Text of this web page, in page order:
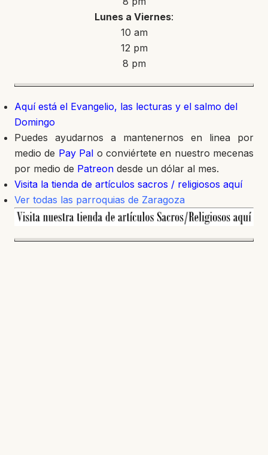
Lunes a Viernes:
10 am
12 pm
8 pm
Aquí está el Evangelio, las lecturas y el salmo del
Domingo
Puedes ayudarnos a mantenernos en linea por
medio de Pay Pal o conviértete en nuestro mecenas
por medio de Patreon desde un dólar al mes.
Visita la tienda de artículos sacros / religiosos aquí
Ver todas las parroquias de Zaragoza